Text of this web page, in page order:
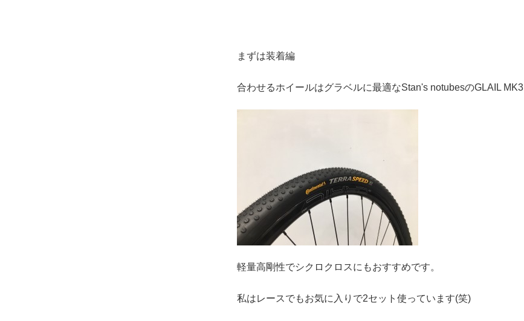
まずは装着編
合わせるホイールはグラベルに最適なStan's notubesのGLAIL MK3
軽量高剛性でシクロクロスにもおすすめです。
私はレースでもお気に入りで2セット使っています(笑)